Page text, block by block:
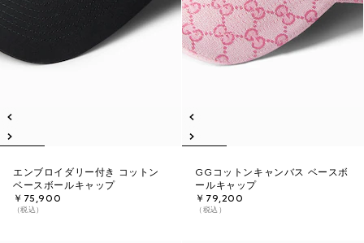
エンブロイダリー付き コットン
ベースボールキャップ
￥75,900
（税込）
GGコットンキャンバス ベースボ
ールキャップ
￥79,200
（税込）